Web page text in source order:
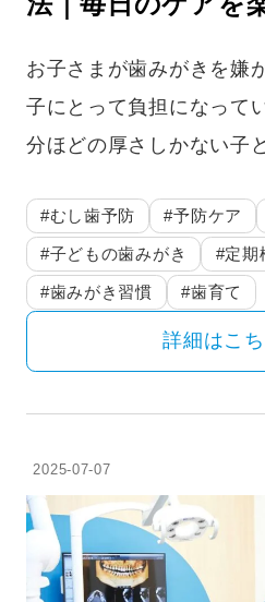
お子さまが歯みがきを嫌
子にとって負担になって
分ほどの厚さしかない子
#むし歯予防 #予防ケア
#子どもの歯みがき #定期
#歯みがき習慣 #歯育て
詳細はこ
2025-07-07